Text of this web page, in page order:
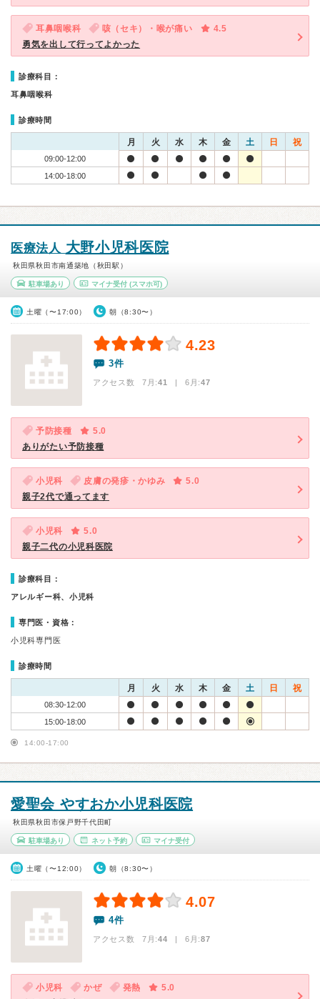
耳鼻咽喉科 咳（セキ）・喉が痛い
4.5
勇気を出して行ってよかった
診療科目：
耳鼻咽喉科
診療時間
月 火 水 木 金 土 日 祝
09:00-12:00
14:00-18:00
医療法人 大野小児科医院
秋田県秋田市南通築地（秋田駅）
駐車場あり マイナ受付(スマホ可)
土曜（〜17:00） 朝（8:30〜）
4.23
3件
アクセス数 7月:41 | 6月:47
予防接種
5.0
ありがたい予防接種
小児科 皮膚の発疹・かゆみ
5.0
親子2代で通ってます
小児科
5.0
親子二代の小児科医院
診療科目：
アレルギー科、小児科
専門医・資格：
小児科専門医
診療時間
月 火 水 木 金 土 日 祝
08:30-12:00
15:00-18:00
14:00-17:00
愛聖会 やすおか小児科医院
秋田県秋田市保戸野千代田町
駐車場あり ネット予約 マイナ受付
土曜（〜12:00） 朝（8:30〜）
4.07
4件
アクセス数 7月:44 | 6月:87
小児科 かぜ 発熱
5.0